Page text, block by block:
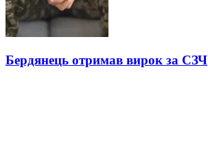
Бердянець отримав вирок за СЗЧ